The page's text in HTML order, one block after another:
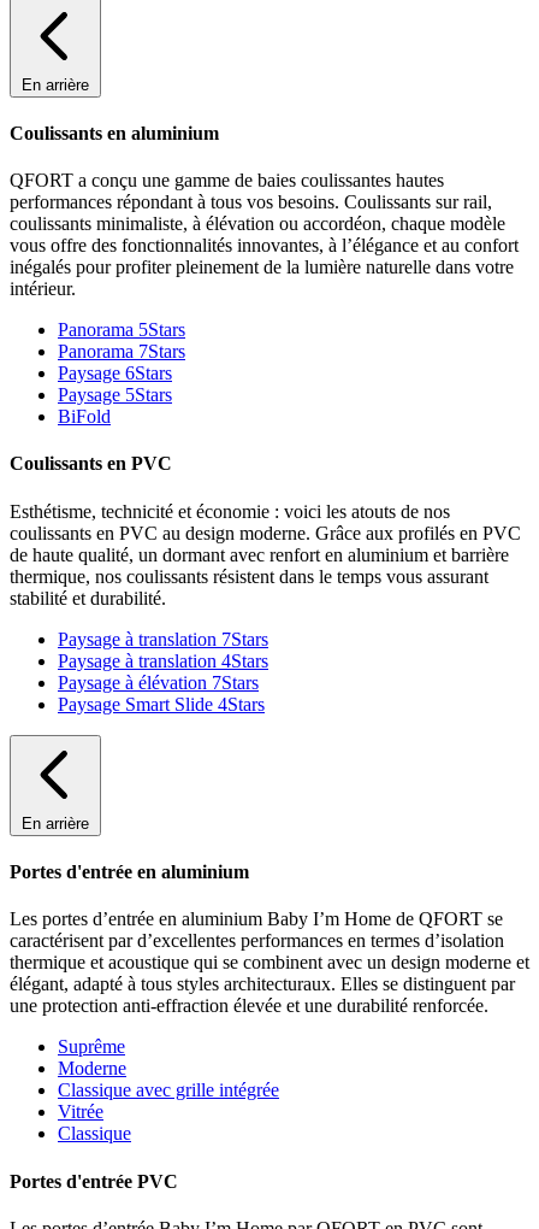
En arrière
Coulissants en aluminium
QFORT a conçu une gamme de baies coulissantes hautes
performances répondant à tous vos besoins. Coulissants sur rail,
coulissants minimaliste, à élévation ou accordéon, chaque modèle
vous offre des fonctionnalités innovantes, à l’élégance et au confort
inégalés pour profiter pleinement de la lumière naturelle dans votre
intérieur.
Panorama 5Stars
Panorama 7Stars
Paysage 6Stars
Paysage 5Stars
BiFold
Coulissants en PVC
Esthétisme, technicité et économie : voici les atouts de nos
coulissants en PVC au design moderne. Grâce aux profilés en PVC
de haute qualité, un dormant avec renfort en aluminium et barrière
thermique, nos coulissants résistent dans le temps vous assurant
stabilité et durabilité.
Paysage à translation 7Stars
Paysage à translation 4Stars
Paysage à élévation 7Stars
Paysage Smart Slide 4Stars
En arrière
Portes d'entrée en aluminium
Les portes d’entrée en aluminium Baby I’m Home de QFORT se
caractérisent par d’excellentes performances en termes d’isolation
thermique et acoustique qui se combinent avec un design moderne et
élégant, adapté à tous styles architecturaux. Elles se distinguent par
une protection anti-effraction élevée et une durabilité renforcée.
Suprême
Moderne
Classique avec grille intégrée
Vitrée
Classique
Portes d'entrée PVC